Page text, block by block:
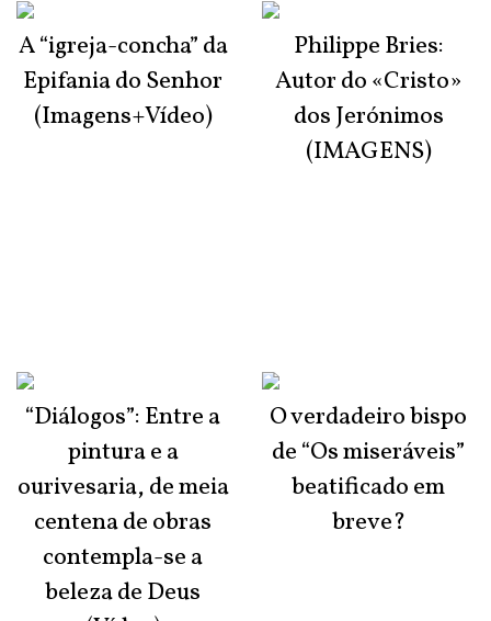
A “igreja-concha” da
Epifania do Senhor
(Imagens+Vídeo)
“Diálogos”: Entre a
pintura e a
ourivesaria, de meia
centena de obras
contempla-se a
beleza de Deus
Philippe Bries:
Autor do «Cristo»
dos Jerónimos
(IMAGENS)
O verdadeiro bispo
de “Os miseráveis”
beatificado em
breve?